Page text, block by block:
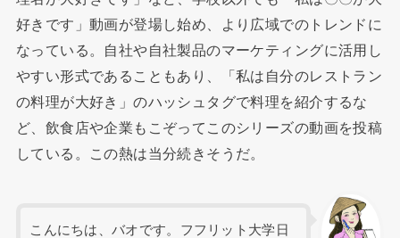
好きです」動画が登場し始め、より広域でのトレンドに
なっている。自社や自社製品のマーケティングに活用し
やすい形式であることもあり、「私は自分のレストラン
の料理が大好き」のハッシュタグで料理を紹介するな
ど、飲食店や企業もこぞってこのシリーズの動画を投稿
している。この熱は当分続きそうだ。
こんにちは、バオです。フフリット大学日